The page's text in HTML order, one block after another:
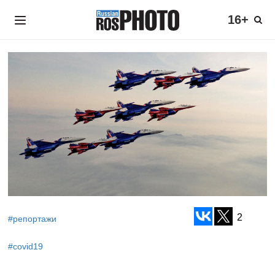
16+
2
#репортажи
#covid19